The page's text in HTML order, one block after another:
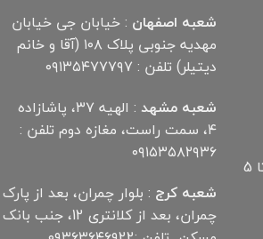
: 9 صبح تا 5
شعبه اصفهان : خیابان جی خیابان
مهدیه جنوبی پلاک ۱۰۸ (آقا و خانم
دیتیلر) تلفن : ۰۹۱۳۵۴۷۷۷۹۷
شعبه مشهد
: الهیه ۳۷، پاشازاده
۴، سمت راست، مغازه دوم تلفن :
۰۹۱۵۳۵۸۲۹۳۶
شعبه کرج : بلوار چمران، بعد از پارک
چمران، بعد از کلانتری 12، جنب بانک